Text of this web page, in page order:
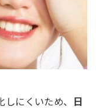
にくいため、
日